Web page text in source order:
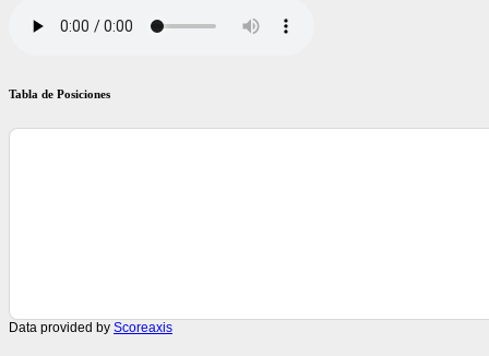
Tabla de Posiciones
Data provided by Scoreaxis